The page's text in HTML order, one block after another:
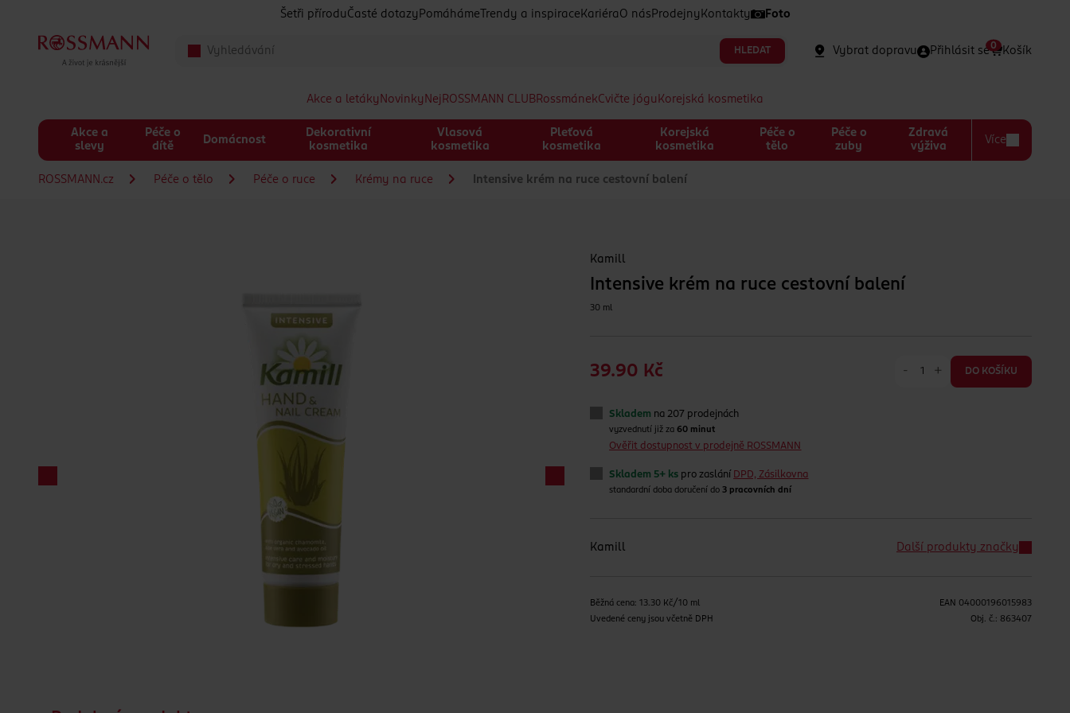
Šetři přírodu Časté dotazy Pomáháme Trendy a inspirace Kariéra O nás Prodejny Kontakty Foto
HLEDAT Vybrat dopravu Přihlásit se Košík
0
Akce a letáky Novinky Nej ROSSMANN CLUBRossmánekCvičte jógu Korejská kosmetika
Akce a
slevy
Péče o
dítě
Domácnost
Dekorativní
kosmetika
Vlasová
kosmetika
Pleťová
kosmetika
Korejská
kosmetika
Péče o
tělo
Péče o
zuby
Zdravá
výživa
Více
ROSSMANN.cz Péče o tělo Péče o ruce Krémy na ruce Intensive krém na ruce cestovní balení
Kamill
Intensive krém na ruce cestovní balení
30 ml
39.90 Kč - + DO KOŠÍKU
Skladem na 207 prodejnách
vyzvednutí již za60 minut
Ověřit dostupnost v prodejně ROSSMANN
Skladem 5+ ks pro zaslání DPD, Zásilkovna
standardní doba doručení do 3 pracovních dní
Kamill Další produkty značky
Běžná cena: 13.30 Kč/10 ml
Uvedené ceny jsou včetně DPH
EAN 04000196015983
Obj. č.: 863407